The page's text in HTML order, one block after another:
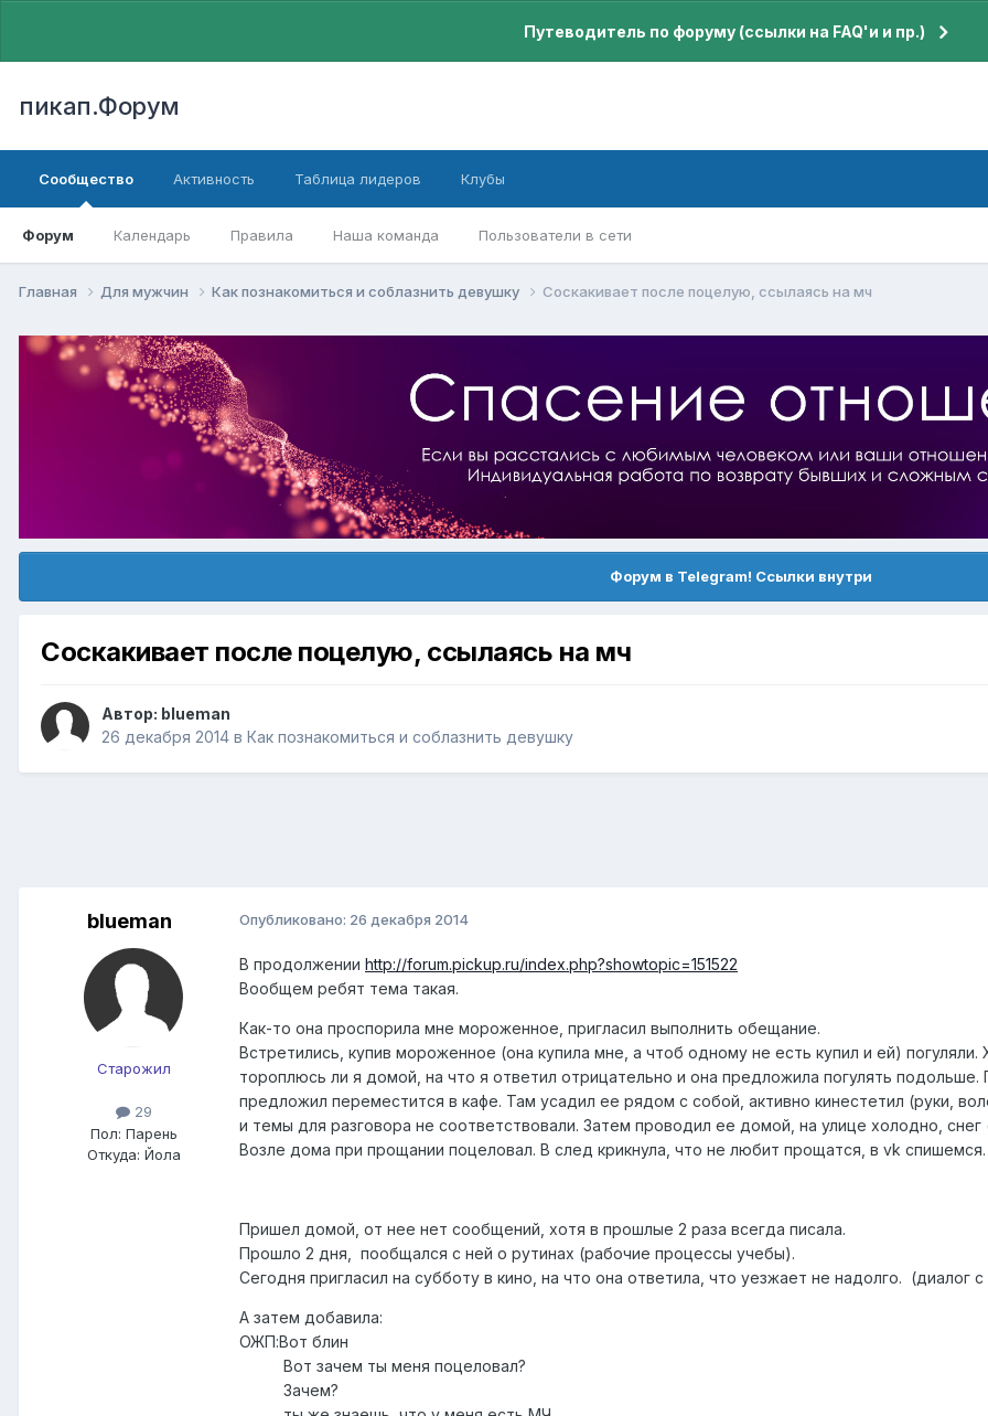
Путеводитель по форуму (ссылки на FAQ'и и пр.)
пикап.Форум
Сообщество
Форум Календарь Правила Наша команда Пользователи в сети
Активность Таблица лидеров Клубы
Главная Для мужчин Как познакомиться и соблазнить девушку Соскакивает после поцелую, ссылаясь на мч
Форум в Telegram! Ссылки внутри
Соскакивает после поцелую, ссылаясь на мч
Автор: blueman
26 декабря 2014 в Как познакомиться и соблазнить девушку
blueman
Старожил
29
Пол: Парень
Откуда: Йола
Опубликовано: 26 декабря 2014
В продолжении http://forum.pickup.ru/index.php?showtopic=151522
Вообщем ребят тема такая.
Как-то она проспорила мне мороженное, пригласил выполнить обещание.
Встретились, купив мороженное (она купила мне, а чтоб одному не есть купил и ей)
тороплюсь ли я домой, на что я ответил отрицательно и она предложила погулять подольше.
предложил переместится в кафе. Там усадил ее рядом с собой, активно кинестетил (руки,
и темы для разговора не соответствовали. Затем проводил ее домой, на улице холодно,
Возле дома при прощании поцеловал. В след крикнула, что не любит прощатся, в vk спишемся.
Пришел домой, от нее нет сообщений, хотя в прошлые 2 раза всегда писала.
Прошло 2 дня, пообщался с ней о рутинах (рабочие процессы учебы).
Сегодня пригласил на субботу в кино, на что она ответила, что уезжает не надолго. (диалог
А затем добавила:
ОЖП:Вот блин
Вот зачем ты меня поцеловал?
Зачем?